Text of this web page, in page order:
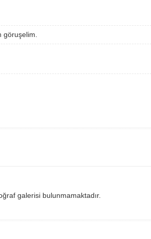
göruşelim.
galerisi bulunmamaktadır.